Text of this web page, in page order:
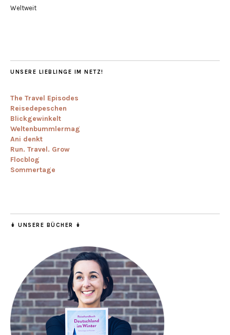
Weltweit
UNSERE LIEBLINGE IM NETZ!
The Travel Episodes
Reisedepeschen
Blickgewinkelt
Weltenbummlermag
Ani denkt
Run. Travel. Grow
Flocblog
Sommertage
↡ UNSERE BÜCHER ↡